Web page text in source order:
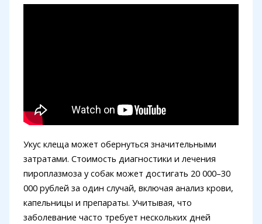
Укус клеща может обернуться значительными
затратами. Стоимость диагностики и лечения
пироплазмоза у собак может достигать 20 000–30
000 рублей за один случай, включая анализ крови,
капельницы и препараты. Учитывая, что
заболевание часто требует нескольких дней